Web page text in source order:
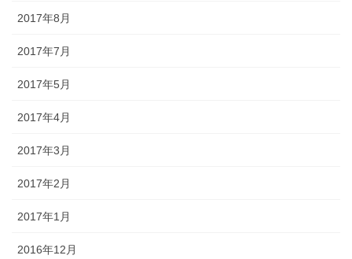
2017年8月
2017年7月
2017年5月
2017年4月
2017年3月
2017年2月
2017年1月
2016年12月